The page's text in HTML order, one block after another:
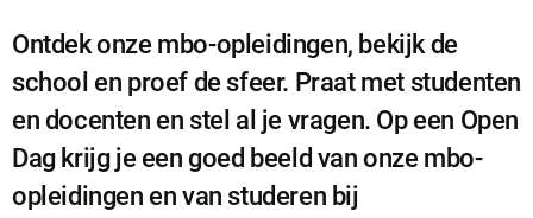
Ontdek onze mbo-opleidingen, bekijk de
school en proef de sfeer. Praat met studenten
en docenten en stel al je vragen. Op een Open
Dag krijg je een goed beeld van onze mbo-
opleidingen en van studeren bij